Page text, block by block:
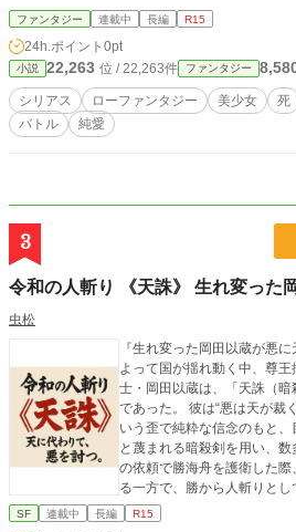
ファンタジー 連載中 長編 R15
24h.ポイント 0pt
小説 22,263 位 / 22,263件 ファンタジー
シリアス ローファンタジー 美少女 死
バトル
純愛
3
令和の人斬り 《天誅》 生れ変った
虫松
『生れ変った岡田以蔵が悪に天誅を』 幕末の日
よって国が揺れ動く中、尊
士・岡田以蔵は、「天誅（
であった。 彼は“悪は天が裁
いう歪で純粋な信念のもと
と蔑まれる暗殺剣を用い、数多の
の依頼で勝海舟を護衛した
る一方で、勝から人斬りと
し以蔵は、自らの行いを疑う
SF 連載中 長編 R15